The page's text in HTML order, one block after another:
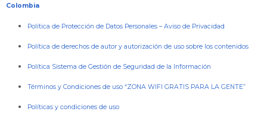
Colombia
Política de Protección de Datos Personales –Aviso de Privacidad
Política de derechos de autor y autorización de uso sobre los contenidos
Política Sistema de Gestión de Seguridad de la Información
Términos y Condiciones de uso “ZONA WIFI GRATIS PARA LA GENTE”
Políticas y condiciones de uso